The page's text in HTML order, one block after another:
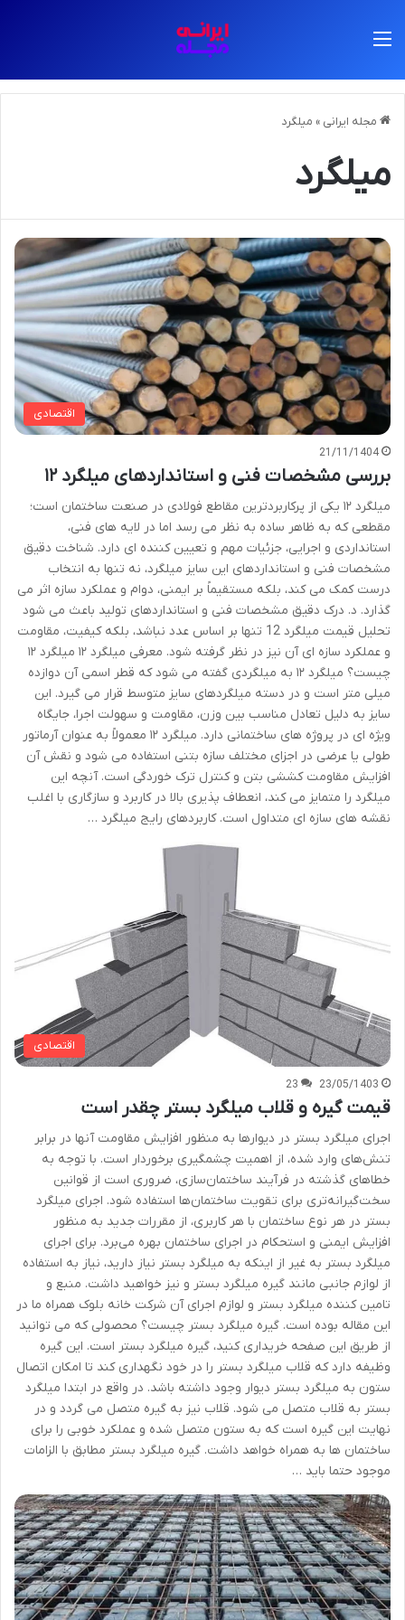
مجله ایرانی » میلگرد
میلگرد
اقتصادی
21/11/1404
بررسی مشخصات فنی و استانداردهای میلگرد ۱۲
میلگرد ۱۲ یکی از پرکاربردترین مقاطع فولادی در صنعت ساختمان است؛
مقطعی که به ظاهر ساده به نظر می رسد اما در لایه های فنی،
استانداردی و اجرایی، جزئیات مهم و تعیین کننده ای دارد. شناخت دقیق
مشخصات فنی و استانداردهای این سایز میلگرد، نه تنها به انتخاب
درست کمک می کند، بلکه مستقیماً بر ایمنی، دوام و عملکرد سازه اثر می
گذارد. د. درک دقیق مشخصات فنی و استانداردهای تولید باعث می شود
تحلیل قیمت میلگرد 12 تنها بر اساس عدد نباشد، بلکه کیفیت، مقاومت
و عملکرد سازه ای آن نیز در نظر گرفته شود. معرفی میلگرد ۱۲ میلگرد ۱۲
چیست؟ میلگرد ۱۲ به میلگردی گفته می شود که قطر اسمی آن دوازده
میلی متر است و در دسته میلگردهای سایز متوسط قرار می گیرد. این
سایز به دلیل تعادل مناسب بین وزن، مقاومت و سهولت اجرا، جایگاه
ویژه ای در پروژه های ساختمانی دارد. میلگرد ۱۲ معمولاً به عنوان آرماتور
طولی یا عرضی در اجزای مختلف سازه بتنی استفاده می شود و نقش آن
افزایش مقاومت کششی بتن و کنترل ترک خوردگی است. آنچه این
میلگرد را متمایز می کند، انعطاف پذیری بالا در کاربرد و سازگاری با اغلب
نقشه های سازه ای متداول است. کاربردهای رایج میلگرد …
اقتصادی
23/05/1403
23
قیمت گیره و قلاب میلگرد بستر چقدر است
اجرای میلگرد بستر در دیوارها به منظور افزایش مقاومت آنها در برابر
تنش‌های وارد شده، از اهمیت چشمگیری برخوردار است. با توجه به
خطاهای گذشته در فرآیند ساختمان‌سازی، ضروری است از قوانین
سخت‌گیرانه‌تری برای تقویت ساختمان‌ها استفاده شود. اجرای میلگرد
بستر در هر نوع ساختمان با هر کاربری، از مقررات جدید به منظور
افزایش ایمنی و استحکام در اجرای ساختمان بهره می‌برد. برای اجرای
میلگرد بستر به غیر از اینکه به میلگرد بستر نیاز دارید، نیاز به استفاده
از لوازم جانبی مانند گیره میلگرد بستر و نیز خواهید داشت. منبع و
تامین کننده میلگرد بستر و لوازم اجرای آن شرکت خانه بلوک همراه ما در
این مقاله بوده است. گیره میلگرد بستر چیست؟ محصولی که می توانید
از طریق این صفحه خریداری کنید، گیره میلگرد بستر است. این گیره
وظیفه دارد که قلاب میلگرد بستر را در خود نگهداری کند تا امکان اتصال
ستون به میلگرد بستر دیوار وجود داشته باشد. در واقع در ابتدا میلگرد
بستر به قلاب متصل می شود. قلاب نیز به گیره متصل می گردد و در
نهایت این گیره است که به ستون متصل شده و عملکرد خوبی را برای
ساختمان ها به همراه خواهد داشت. گیره میلگرد بستر مطابق با الزامات
موجود حتما باید …